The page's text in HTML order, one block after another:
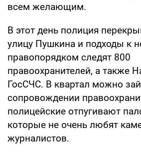
всем желающим.
В этот день полиция
улицу Пушкина и подходы к
правопорядком следят 800
правоохранителей, а также
ГосСЧС. В квартал можно
сопровождении
полицейские отпугивают
которые не очень любят
журналистов.